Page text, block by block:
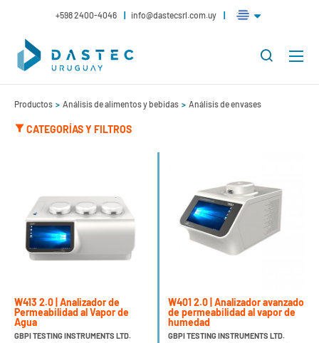
+598 2400-4046 info@dastecsrl.com.uy
Productos Análisis de alimentos y bebidas Análisis de envases
CATEGORÍAS Y FILTROS
W413 2.0 | Analizador de
Permeabilidad al Vapor de
Agua
GBPI TESTING INSTRUMENTS LTD.
W401 2.0 | Analizador avanzado
de permeabilidad al vapor de
humedad
GBPI TESTING INSTRUMENTS LTD.